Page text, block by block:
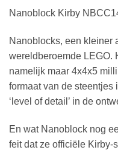
Nanoblock Kirby
Nanoblocks, een kleiner
wereldberoemde LEGO.
namelijk maar 4x4x5
formaat van de steentjes
‘level of detail’ in de
En wat Nanoblock nog
feit dat ze officiële Kirby-